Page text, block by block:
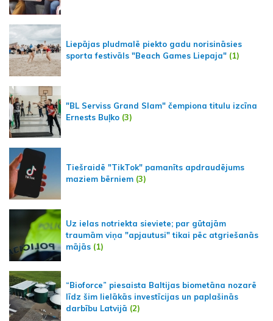
Liepājas pludmalē piekto gadu norisināsies
sporta festivāls "Beach Games Liepaja" (1)
"BL Serviss Grand Slam" čempiona titulu izcīna
Ernests Buļko (3)
Tiešraidē "TikTok" pamanīts apdraudējums
maziem bērniem (3)
Uz ielas notriekta sieviete; par gūtajām
traumām viņa "apjautusi" tikai pēc atgriešanās
mājās (1)
“Bioforce” piesaista Baltijas biometāna nozarē
līdz šim lielākās investīcijas un paplašinās
darbību Latvijā (2)